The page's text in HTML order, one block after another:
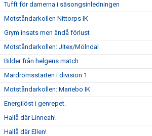
Tufft för damerna i säsongsinledningen
Motståndarkollen Nittorps IK
Grym insats men ändå förlust
Motståndarkollen: Jitex/Mölndal
Bilder från helgens match
Mardrömsstarten i division 1.
Motståndarkollen: Mariebo IK
Energilöst i genrepet.
Hallå där Linneah!
Hallå där Ellen!